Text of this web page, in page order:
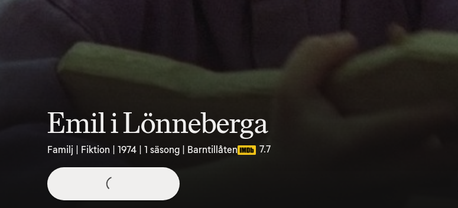
Emil i Lönneberga
Familj | Fiktion | 1974 | 1 säsong | Barntillåten 7.7